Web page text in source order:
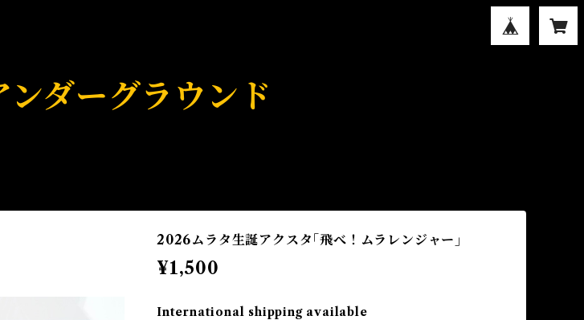
ダーグラウンド
2026ムラタ生誕アクスタ｢飛べ！ムラレンジャー｣
¥1,500
International shipping available